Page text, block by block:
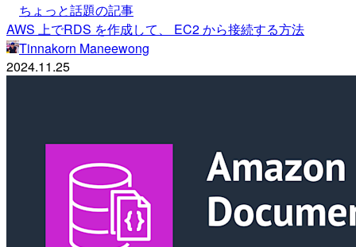
ちょっと話題の記事
AWS 上でRDS を作成して、 EC2 から接続する方法
Tinnakorn Maneewong
2024.11.25